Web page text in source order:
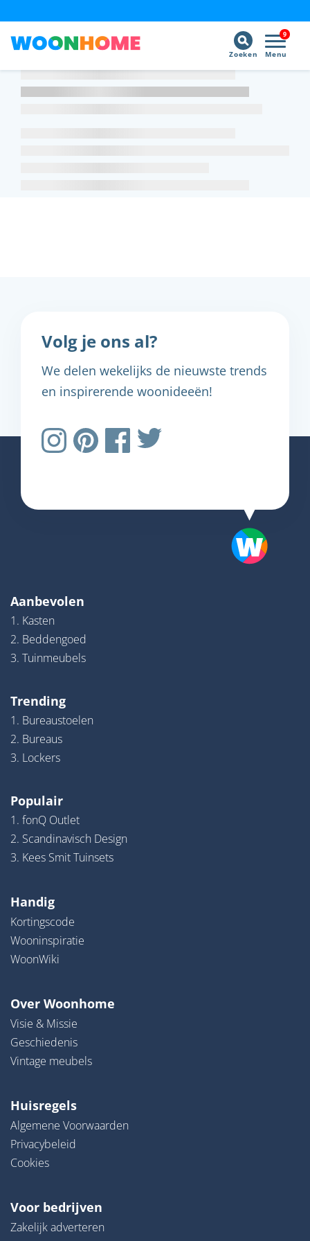
9
Menu
Zoeken
Volg je ons al?
We delen wekelijks de nieuwste trends
en inspirerende woonideeën!
Aanbevolen
1. Kasten
2. Beddengoed
3. Tuinmeubels
Trending
1. Bureaustoelen
2. Bureaus
3. Lockers
Populair
1. fonQ Outlet
2. Scandinavisch Design
3. Kees Smit Tuinsets
Handig
Kortingscode
Wooninspiratie
WoonWiki
Over Woonhome
Visie & Missie
Geschiedenis
Vintage meubels
Huisregels
Algemene Voorwaarden
Privacybeleid
Cookies
Voor bedrijven
Zakelijk adverteren